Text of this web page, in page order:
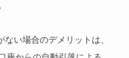
い場合のデメリットは、